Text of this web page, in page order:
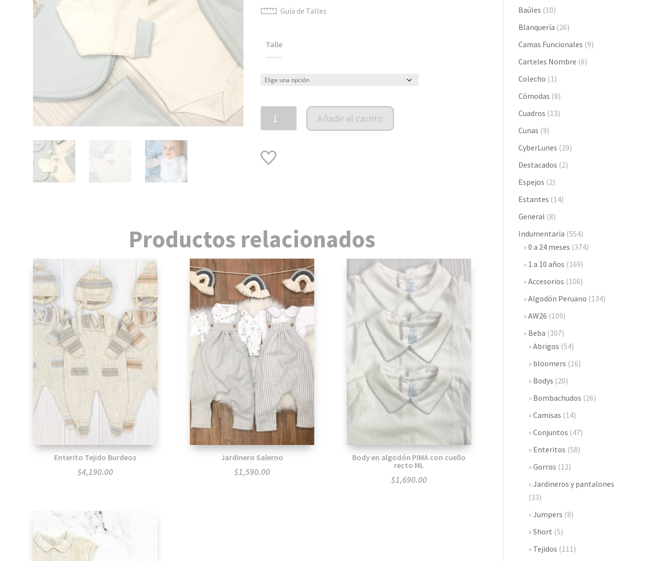
Guía de Talles
Talle
PIMA
Rocking
Añadir al carrito
Productos relacionados
Enterito Tejido Burdeos
$4,190.00
Jardinero Salerno
$1,590.00
Body en algodón PIMA con cuello
recto ML
$1,690.00
Baúles (10)
Blanquería (26)
Camas Funcionales (9)
Carteles Nombre (6)
Colecho (1)
Cómodas (8)
Cuadros (13)
Cunas (9)
CyberLunes (29)
Destacados (2)
Espejos (2)
Estantes (14)
General (8)
Indumentaria (554)
0 a 24 meses (374)
1 a 10 años (169)
Accesorios (106)
Algodón Peruano (134)
AW26 (109)
Beba (307)
Abrigos (54)
bloomers (16)
Bodys (20)
Bombachudos (26)
Camisas (14)
Conjuntos (47)
Enteritos (58)
Gorros (12)
Jardineros y pantalones
(33)
Jumpers (8)
Short (5)
Tejidos (111)